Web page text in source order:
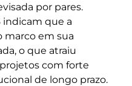
por pares.
indicam que a
marco em sua
o que atraiu
com forte
de longo prazo.